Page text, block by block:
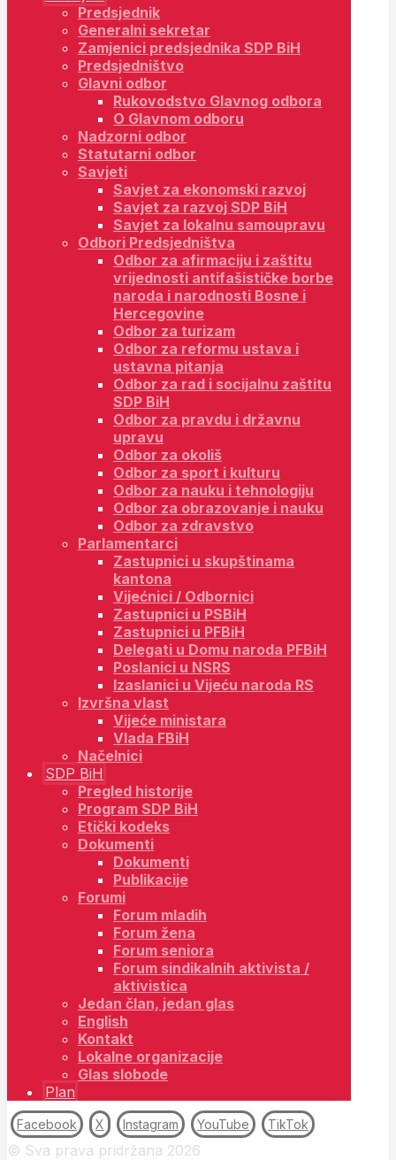
Predsjednik
Generalni sekretar
Zamjenici predsjednika SDP BiH
Predsjedništvo
Glavni odbor
Rukovodstvo Glavnog odbora
O Glavnom odboru
Nadzorni odbor
Statutarni odbor
Savjeti
Savjet za ekonomski razvoj
Savjet za razvoj SDP BiH
Savjet za lokalnu samoupravu
Odbori Predsjedništva
Odbor za afirmaciju i zaštitu
vrijednosti antifašističke borbe
naroda i narodnosti Bosne i
Hercegovine
Odbor za turizam
Odbor za reformu ustava i
ustavna pitanja
Odbor za rad i socijalnu zaštitu
SDP BiH
Odbor za pravdu i državnu
upravu
Odbor za okoliš
Odbor za sport i kulturu
Odbor za nauku i tehnologiju
Odbor za obrazovanje i nauku
Odbor za zdravstvo
Parlamentarci
Zastupnici u skupštinama
kantona
Vijećnici / Odbornici
Zastupnici u PSBiH
Zastupnici u PFBiH
Delegati u Domu naroda PFBiH
Poslanici u NSRS
Izaslanici u Vijeću naroda RS
Izvršna vlast
Vijeće ministara
Vlada FBiH
Načelnici
SDP BiH
Pregled historije
Program SDP BiH
Etički kodeks
Dokumenti
Dokumenti
Publikacije
Forumi
Forum mladih
Forum žena
Forum seniora
Forum sindikalnih aktivista /
aktivistica
Jedan član, jedan glas
English
Kontakt
Lokalne organizacije
Glas slobode
Plan
Facebook X Instagram YouTube TikTok
© Sva prava pridržana 2026